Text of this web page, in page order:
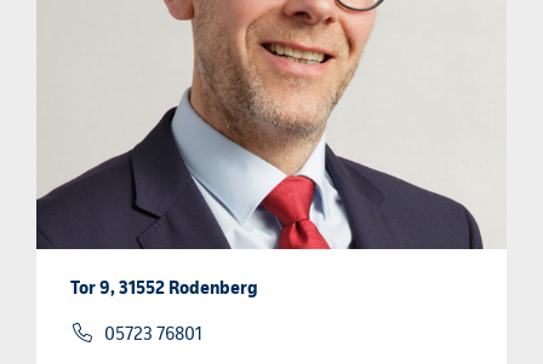
Tor 9, 31552 Rodenberg
05723 76801